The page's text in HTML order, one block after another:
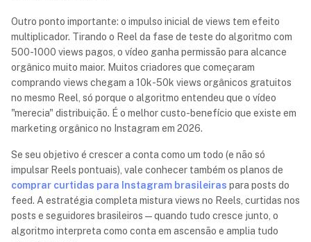
Outro ponto importante: o impulso inicial de views tem efeito
multiplicador. Tirando o Reel da fase de teste do algoritmo com
500-1000 views pagos, o vídeo ganha permissão para alcance
orgânico muito maior. Muitos criadores que começaram
comprando views chegam a 10k-50k views orgânicos gratuitos
no mesmo Reel, só porque o algoritmo entendeu que o vídeo
"merecia" distribuição. É o melhor custo-benefício que existe em
marketing orgânico no Instagram em 2026.
Se seu objetivo é crescer a conta como um todo (e não só
impulsar Reels pontuais), vale conhecer também os planos de
comprar curtidas para Instagram brasileiras para posts do
feed. A estratégia completa mistura views no Reels, curtidas nos
posts e seguidores brasileiros — quando tudo cresce junto, o
algoritmo interpreta como conta em ascensão e amplia tudo